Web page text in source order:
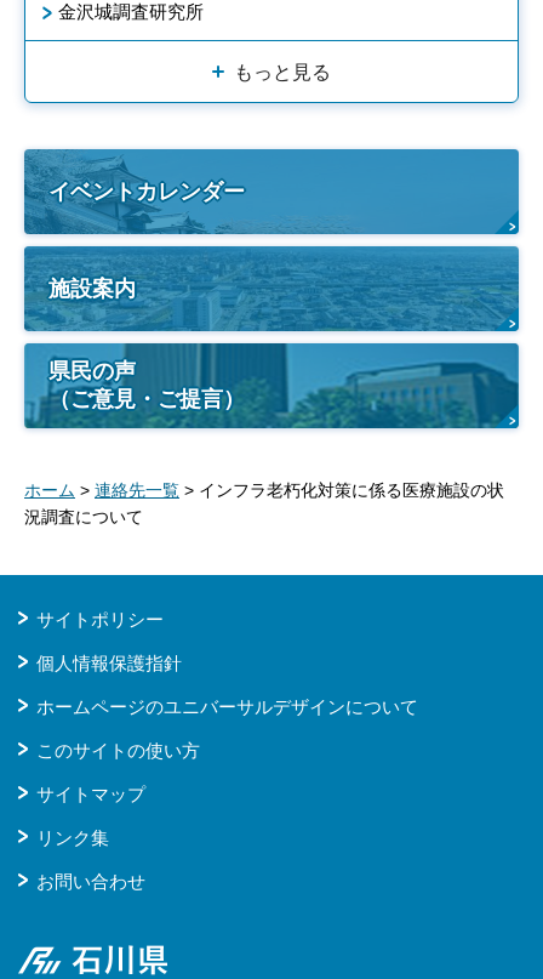
金沢城調査研究所
もっと見る
イベントカレンダー
施設案内
県民の声
（ご意見・ご提言）
ホーム > 連絡先一覧 > インフラ老朽化対策に係る医療施設の状
況調査について
サイトポリシー
個人情報保護指針
ホームページのユニバーサルデザインについて
このサイトの使い方
サイトマップ
リンク集
お問い合わせ
石川県